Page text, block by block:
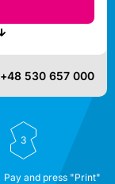
+48 530 657 000
3
Pay and press "Print"